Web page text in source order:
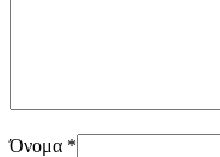
Όνομα *